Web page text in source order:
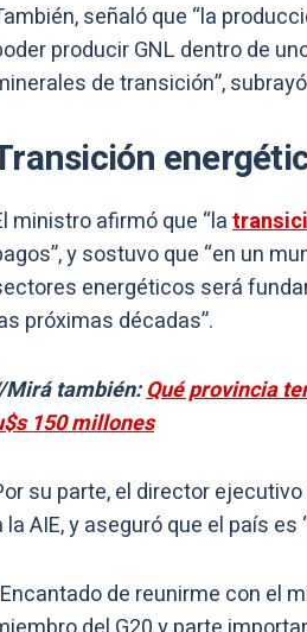
señaló que “la
producir GNL dentro de
de transición”,
ministro afirmó que “la
y sostuvo que “en un
energéticos será
próximas décadas”.
también:Qué provincia
150 millones
su parte, el director
la AIE, y aseguró que el país
de reunirme con el